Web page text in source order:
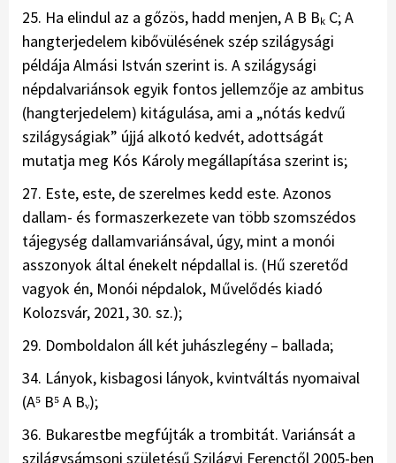
25. Ha elindul az a gőzös, hadd menjen, A B Bₖ C; A
hangterjedelem kibővülésének szép szilágysági
példája Almási István szerint is. A szilágysági
népdalvariánsok egyik fontos jellemzője az ambitus
(hangterjedelem) kitágulása, ami a „nótás kedvű
szilágyságiak” újjá alkotó kedvét, adottságát
mutatja meg Kós Károly megállapítása szerint is;
27. Este, este, de szerelmes kedd este. Azonos
dallam- és formaszerkezete van több szomszédos
tájegység dallamvariánsával, úgy, mint a monói
asszonyok által énekelt népdallal is. (Hű szeretőd
vagyok én, Monói népdalok, Művelődés kiadó
Kolozsvár, 2021, 30. sz.);
29. Domboldalon áll két juhászlegény – ballada;
34. Lányok, kisbagosi lányok, kvintváltás nyomaival
(A⁵ B⁵ A Bᵥ);
36. Bukarestbe megfújták a trombitát. Variánsát a
szilágysámsoni születésű Szilágyi Ferenctől 2005-ben